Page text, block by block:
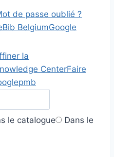
de passe oublié ?
Bib BelgiumGoogle
la
CenterFaire
pmb
le catalogue
Dans le